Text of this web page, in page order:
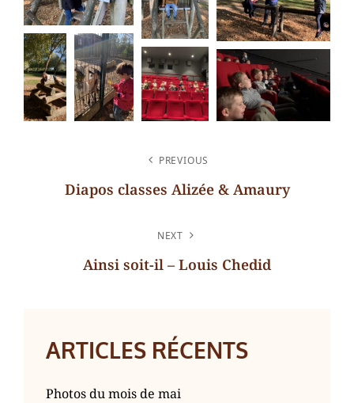
NAVIGATION
L’ARTICLE
PREVIOUS
Diapos classes Alizée & Amaury
NEXT
Ainsi soit-il – Louis Chedid
ARTICLES RÉCENTS
Photos du mois de mai